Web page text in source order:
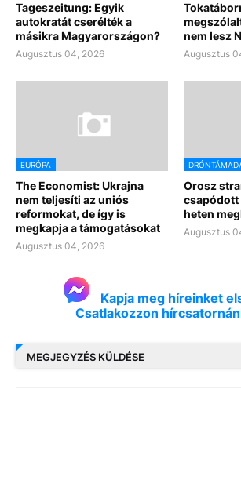
Tageszeitung: Egyik
autokratát cserélték a
másikra Magyarországon?
Augusztus 04, 2026
nem lesz
Augusztus
EURÓPA
The Economist: Ukrajna
nem teljesíti az uniós
reformokat, de így is
megkapja a támogatásokat
Augusztus 04, 2026
Orosz
csapódott
heten
Augusztus
Kapja meg híreinket
Csatlakozzon
MEGJEGYZÉS KÜLDÉSE